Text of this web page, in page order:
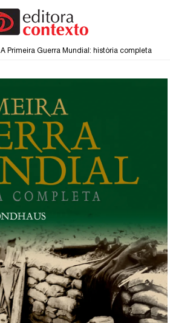
A Primeira Guerra Mundial: história completa